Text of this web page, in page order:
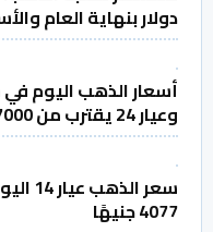
دولار بنهاية العام
أسعار الذهب اليوم
وعيار 24 يقترب من 7000 جنيه
4077 جنيهًا